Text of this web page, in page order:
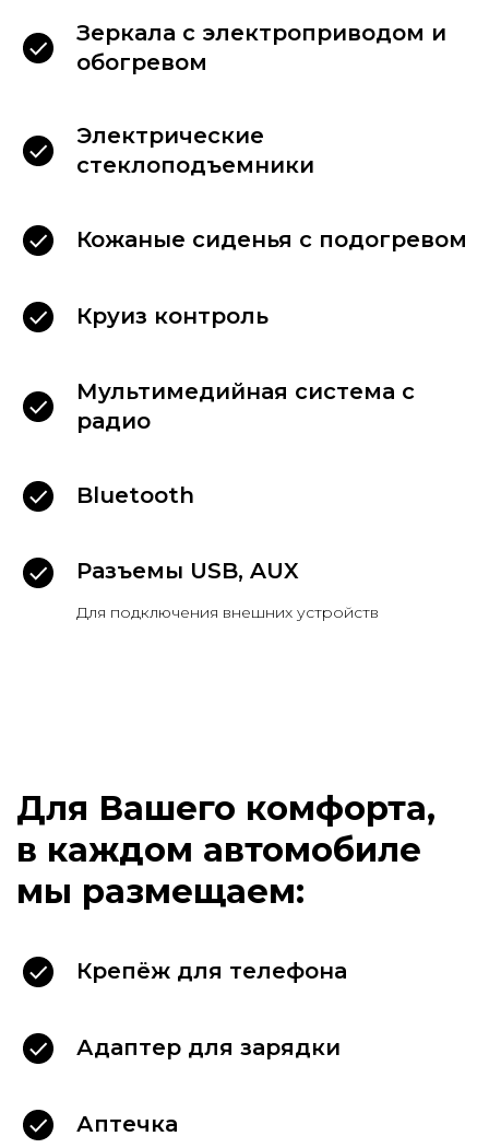
Зеркала с электроприводом и
обогревом
Электрические
стеклоподъемники
Кожаные сиденья с подогревом
Круиз контроль
Мультимедийная система с
радио
Bluetooth
Разъемы USB, AUX
Для подключения внешних устройств
Для Вашего комфорта,
мы размещаем:
Крепёж для телефона
Адаптер для зарядки
Аптечка